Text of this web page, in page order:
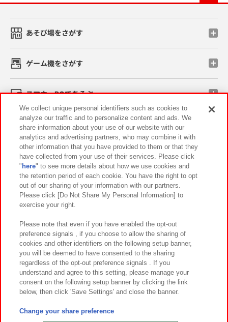
あそび場をさがす
ゲーム機をさがす
スマホ・PCであそぶ
イベント・キャンペーン
関連会社 サステナビリティ サイトポリシー
プライバシーポリシー ウェブアクセシビリティ方針と検証結果
お取引先さまとともに
カスタマーハラスメント対応方針 よくあるご質問・お問い合わせ
©Bandai Namco Amusement Inc.
©Bandai Namco Amusement Lab Inc.
We collect unique personal identifiers such as cookies to
analyze our traffic and to personalize content and ads. We
share information about your use of our website with our
analytics and advertising partners, who may combine it with
other information that you have provided to them or that they
have collected from your use of their services. Please click
" here" to see more details about how we use cookies and
the retention period of each cookie. You have the right to opt
out of our sharing of your information with our partners.
Please click [Do Not Share My Personal Information] to
exercise your right.
Please note that even if you have enabled the opt-out
preference signals , if you choose to allow the sharing of
cookies and other identifiers on the following setup banner,
you will be deemed to have consented to the sharing
regardless of the opt-out preference signals . If you
understand and agree to this setting, please manage your
consent on the following setup banner by clicking the link
below, then click 'Save Settings' and close the banner.
Change your share preference